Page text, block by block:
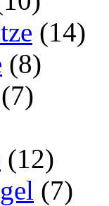
(14)
(8)
(7)
(12)
(7)